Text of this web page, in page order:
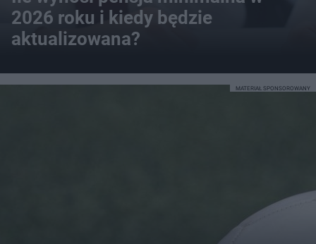
2026 roku i kiedy będzie
aktualizowana?
MATERIAŁ SPONSOROWANY